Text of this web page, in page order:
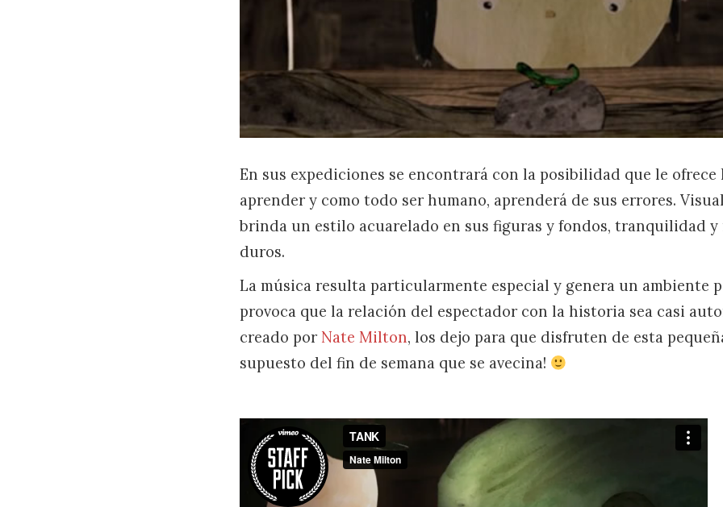
En sus expediciones se encontrará con la posibilidad que le ofrece
aprender y como todo ser humano, aprenderá de sus errores.
brinda un estilo acuarelado en sus figuras y fondos, tranquilidad y
duros.
La música resulta particularmente especial y genera un ambiente
provoca que la relación del espectador con la historia sea casi
creado por Nate Milton, los dejo para que disfruten de esta
supuesto del fin de semana que se avecina!